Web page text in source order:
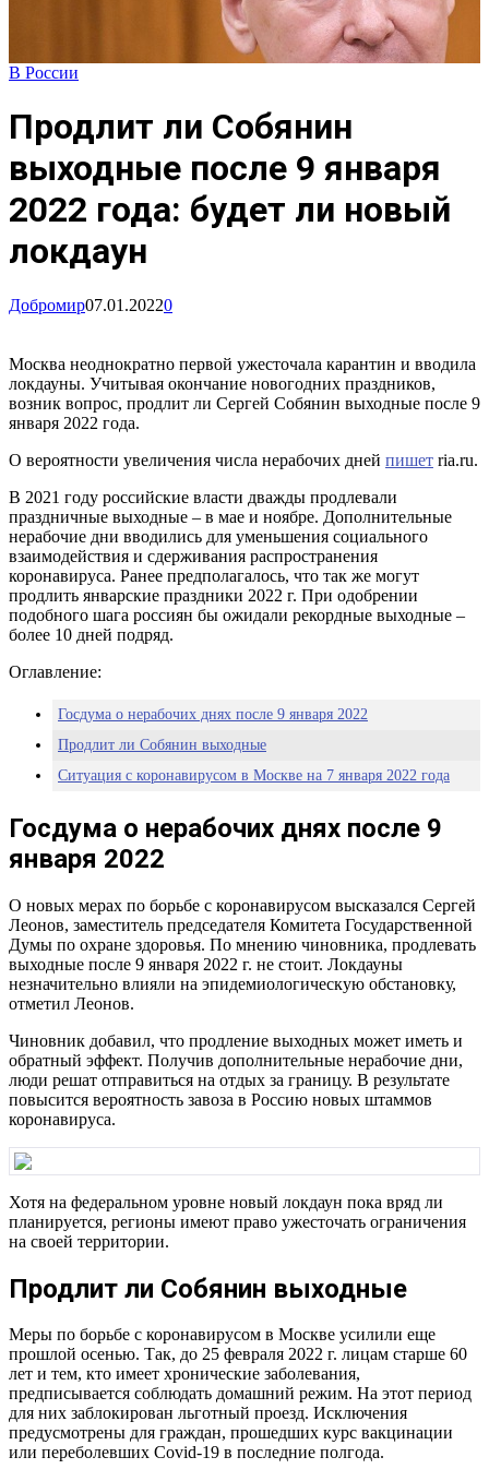
В России
Продлит ли Собянин
выходные после 9 января
2022 года: будет ли новый
локдаун
Добромир07.01.20220
Москва неоднократно первой ужесточала карантин и вводила
локдауны. Учитывая окончание новогодних праздников,
возник вопрос, продлит ли Сергей Собянин выходные после 9
января 2022 года.
О вероятности увеличения числа нерабочих дней пишет ria.ru.
В 2021 году российские власти дважды продлевали
праздничные выходные – в мае и ноябре. Дополнительные
нерабочие дни вводились для уменьшения социального
взаимодействия и сдерживания распространения
коронавируса. Ранее предполагалось, что так же могут
продлить январские праздники 2022 г. При одобрении
подобного шага россиян бы ожидали рекордные выходные –
более 10 дней подряд.
Оглавление:
Госдума о нерабочих днях после 9 января 2022
Продлит ли Собянин выходные
Ситуация с коронавирусом в Москве на 7 января 2022 года
Госдума о нерабочих днях после 9
января 2022
О новых мерах по борьбе с коронавирусом высказался Сергей
Леонов, заместитель председателя Комитета Государственной
Думы по охране здоровья. По мнению чиновника, продлевать
выходные после 9 января 2022 г. не стоит. Локдауны
незначительно влияли на эпидемиологическую обстановку,
отметил Леонов.
Чиновник добавил, что продление выходных может иметь и
обратный эффект. Получив дополнительные нерабочие дни,
люди решат отправиться на отдых за границу. В результате
повысится вероятность завоза в Россию новых штаммов
коронавируса.
Хотя на федеральном уровне новый локдаун пока вряд ли
планируется, регионы имеют право ужесточать ограничения
на своей территории.
Продлит ли Собянин выходные
Меры по борьбе с коронавирусом в Москве усилили еще
прошлой осенью. Так, до 25 февраля 2022 г. лицам старше 60
лет и тем, кто имеет хронические заболевания,
предписывается соблюдать домашний режим. На этот период
для них заблокирован льготный проезд. Исключения
предусмотрены для граждан, прошедших курс вакцинации
или переболевших Covid-19 в последние полгода.